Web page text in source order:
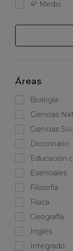
4º Medio
Áreas
Biología
Ciencias
Ciencias
Diccionario
Educación
Esenciales
Filosofía
Física
Geografía
Inglés
Integrado